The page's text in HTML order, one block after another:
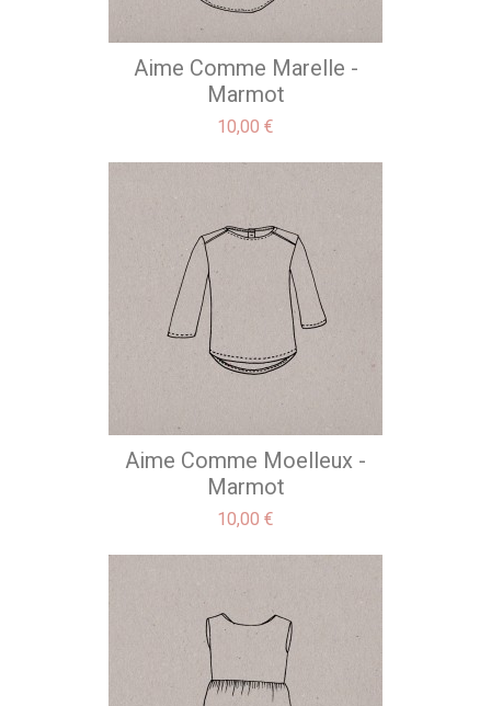
Aime Comme Marelle -
Marmot
Precio
10,00 €
Aime Comme Moelleux -
Marmot
Precio
10,00 €